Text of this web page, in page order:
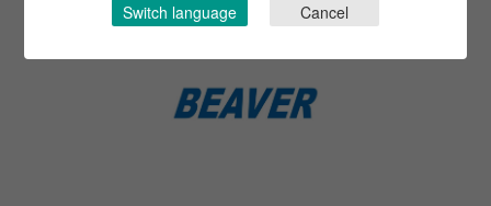
Switch language Cancel